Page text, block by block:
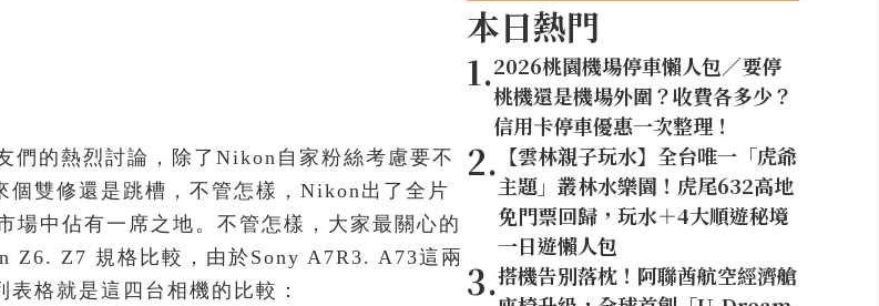
的熱烈討論，除了Nikon自家粉絲考慮要不
雙修還是跳槽，不管怎樣，Nikon出了全片
場中佔有一席之地。不管怎樣，大家最關心的
Z7 規格比較，由於Sony A7R3. A73這兩
格就是這四台相機的比較：
本日熱門
1.2026桃園機場停車懶人包／要停
桃機還是機場外圍？收費各多少？
信用卡停車優惠一次整理！
2. 【雲林親子玩水】全台唯一「虎爺
主題」叢林水樂園！虎尾632高地
免門票回歸，玩水＋4大順遊秘境
一日遊懶人包
3.搭機告別落枕！阿聯酋航空經濟艙